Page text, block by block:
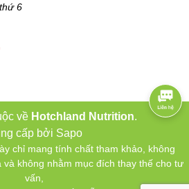
6
về Hotchland Nutrition.
cấp bởi Sapo
chỉ mang tính chất tham khảo, không
không nhằm mục đích thay thế cho tư
vấn,